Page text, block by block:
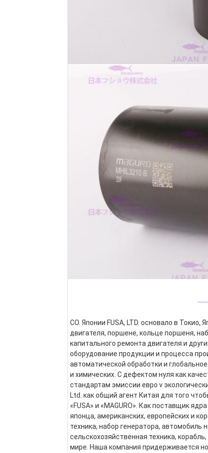
CO. Японии FUSA, LTD. основало в
двигателя, поршене, кольце поршеня,
капитального ремонта двигателя и
оборудование продукции и процесса
автоматической обработки и
и химических. С дефектом нуля как
стандартам эмиссии евро v
Ltd. как общий агент Китая для того
«FUSA» и «MAGURO». Как поставщик
японца, американских, европейских и
техника, набор генератора,
сельскохозяйственная техника,
мире. Наша компания придерживается